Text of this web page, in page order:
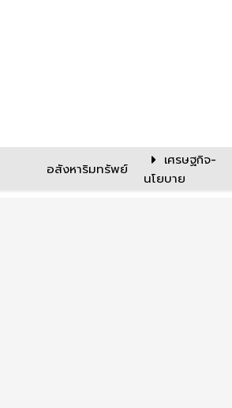
อสังหาริมทรัพย์
เศรษฐกิจ-
นโยบาย